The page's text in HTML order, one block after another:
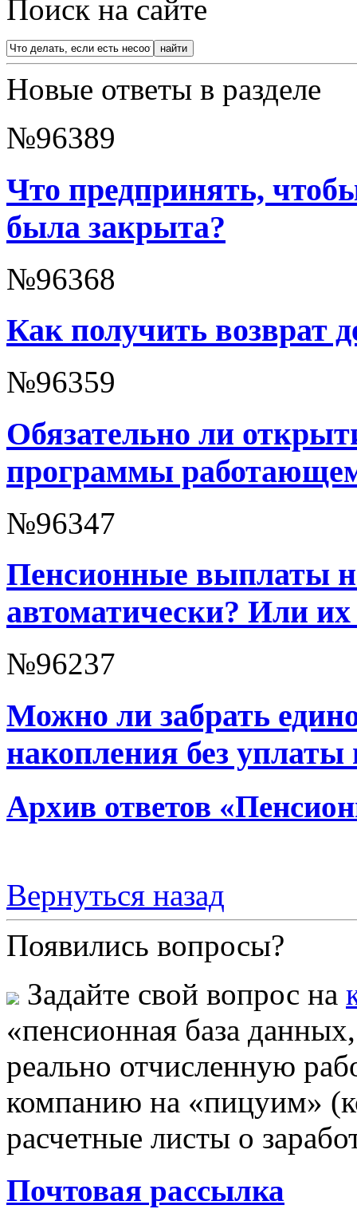
Поиск на сайте
Новые ответы в разделе
№96389
Что предпринять,
была закрыта?
№96368
Как получить возврат
№96359
Обязательно ли
программы
№96347
Пенсионные выплаты
автоматически? Или
№96237
Можно ли забрать
накопления без уплаты
Архив ответов
Вернуться назад
Появились вопросы?
Задайте свой вопрос на
«пенсионная база
реально отчисленную
компанию на «пицуим»
расчетные листы о
Почтовая рассылка